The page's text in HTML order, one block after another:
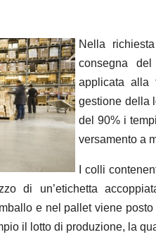
Nella
consegna
applicata alla
gestione della
del 90% i
versamento a
I colli
di un’etichetta
e nel pallet viene
il lotto di produzione, la